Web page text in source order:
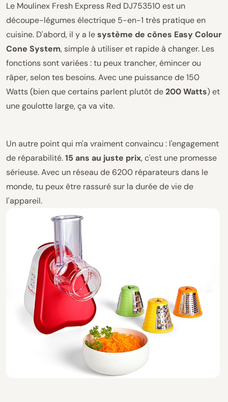
Le Moulinex Fresh Express Red DJ753510 est un
découpe-légumes électrique 5-en-1 très pratique en
cuisine. D'abord, il y a lesystème de cônes Easy Colour
Cone System, simple à utiliser et rapide à changer. Les
fonctions sont variées : tu peux trancher, émincer ou
râper, selon tes besoins. Avec une puissance de 150
Watts (bien que certains parlent plutôt de200 Watts) et
une goulotte large, ça va vite.
Un autre point qui m'a vraiment convaincu : l'engagement
de réparabilité.15 ans au juste prix, c'est une promesse
sérieuse. Avec un réseau de 6200 réparateurs dans le
monde, tu peux être rassuré sur la durée de vie de
l'appareil.